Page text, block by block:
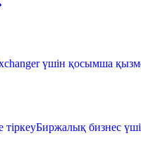
үшін қосымша
Биржалық бизнес